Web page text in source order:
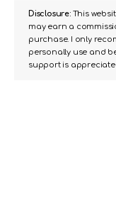
Disclosure:This
may earn a
purchase. I only
personally use and
support is